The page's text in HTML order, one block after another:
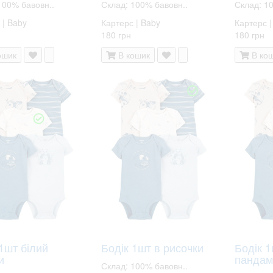
бавовн..
| Baby
Склад: 100% бавовн..
Картерс | Baby
180 грн
В кошик
Склад:
Картерс
180 грн
В
білий Бодік 1шт в рисочки
Склад: 100% бавовн..
Бодік